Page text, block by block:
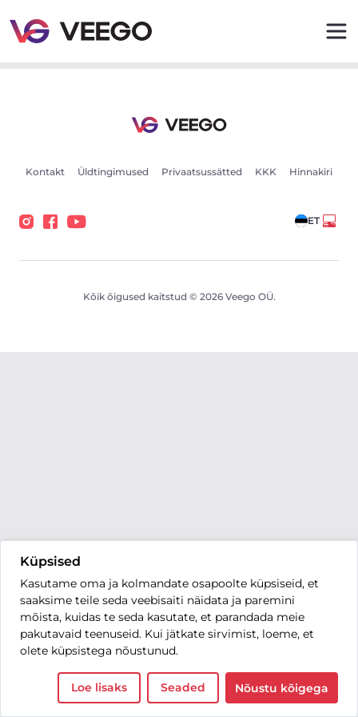
Küpsised
Kasutame oma ja kolmandate osapoolte küpsiseid, et
saaksime teile seda veebisaiti näidata ja paremini
mõista, kuidas te seda kasutate, et parandada meie
pakutavaid teenuseid. Kui jätkate sirvimist, loeme, et
olete küpsistega nõustunud.
Loe lisaks Seaded Nõustu kõigega
Kontakt Üldtingimused Privaatsussätted KKK Hinnakiri
ET
Kõik õigused kaitstud © 2026 Veego OÜ.